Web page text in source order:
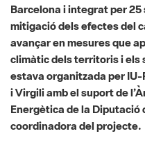
climàtic dels territoris i els
estava organitzada per IU-
i Virgili amb el suport de
Energètica de la Diputació
coordinadora del projecte.
La presentació va anar a
president delegat de l’Àrea
Energètica de la Diputació